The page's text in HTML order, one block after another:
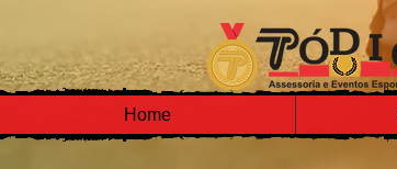
Home